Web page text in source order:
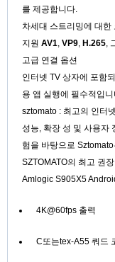
를 제공합니다.
차세대 스트리밍에 대한
지원 AV1 VP9 H.265 ,
고급 연결 옵션
인터넷 TV 상자에 포함
용 앱 실행에 필수적입니
sztomato : 최고의 인터
성능, 확장 성 및 사용자
험을 바탕으로
SZTOMATO의 최고 권
Amlogic S905X5
4K@60fps 출력
C또는tex-A55 쿼드